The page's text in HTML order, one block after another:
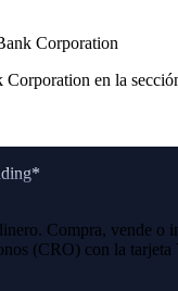
Corporation
en la
Compra, vende o
(CRO) con la